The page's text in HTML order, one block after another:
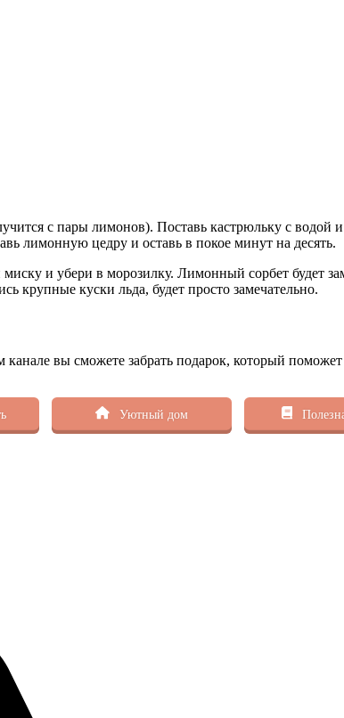
с пары лимонов). Поставь кастрюльку с водой
лимонную цедру и оставь в покое минут на десять.
и убери в морозилку. Лимонный сорбет будет
крупные куски льда, будет просто замечательно.
вы сможете забрать подарок, который поможет
Уютный дом